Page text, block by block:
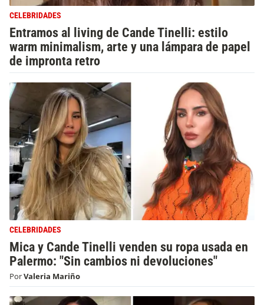
CELEBRIDADES
Entramos al living de Cande Tinelli: estilo
warm minimalism, arte y una lámpara de papel
de impronta retro
CELEBRIDADES
Mica y Cande Tinelli venden su ropa usada en
Palermo: "Sin cambios ni devoluciones"
PorValeria Mariño